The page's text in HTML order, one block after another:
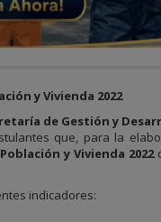
y Vivienda 2022
de Gestión y
que, para la
y Vivienda 2022
indicadores: